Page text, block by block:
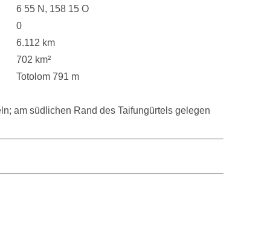
6 55 N, 158 15 O
0
6.112 km
702 km²
Totolom 791 m
am südlichen Rand des Taifungürtels gelegen